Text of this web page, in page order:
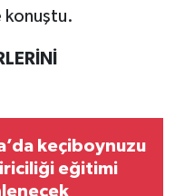
konuştu.
keçiboynuzu
eğitimi